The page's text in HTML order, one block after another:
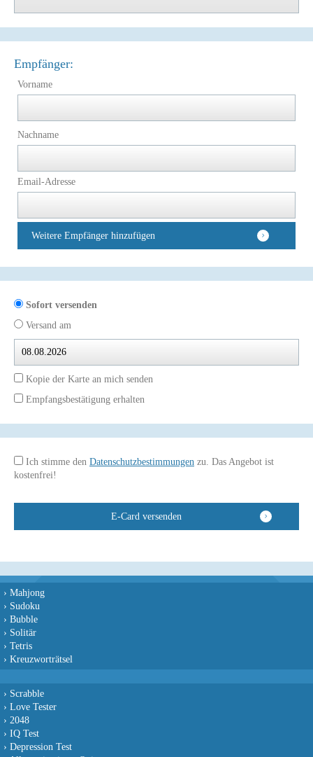
Empfänger:
Vorname
Nachname
Email-Adresse
Weitere Empfänger hinzufügen
Sofort versenden
Versand am
Kopie der Karte an mich senden
Empfangsbestätigung erhalten
Ich stimme den Datenschutzbestimmungen zu. Das Angebot ist
kostenfrei!
› Mahjong
› Sudoku
› Bubble
› Solitär
› Tetris
› Kreuzworträtsel
› Scrabble
› Love Tester
› 2048
› IQ Test
› Depression Test